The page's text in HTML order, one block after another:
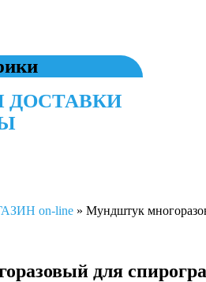
ДОСТАВКИ
on-line » Мундштук
для